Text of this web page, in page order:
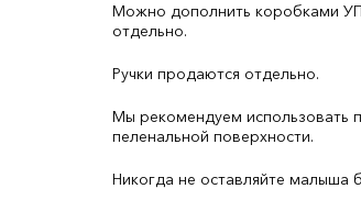
Можно дополнить коробками
отдельно.
Ручки продаются отдельно.
Мы рекомендуем использовать
пеленальной поверхности.
Никогда не оставляйте малыша